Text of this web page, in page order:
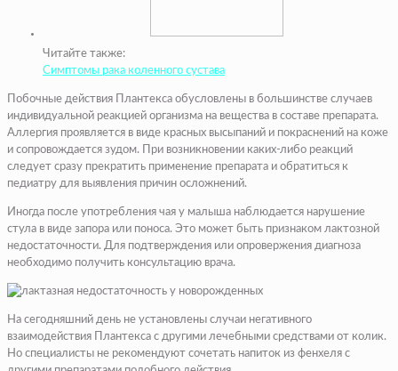
Читайте также:
Симптомы рака коленного сустава
Побочные действия Плантекса обусловлены в большинстве случаев
индивидуальной реакцией организма на вещества в составе препарата.
Аллергия проявляется в виде красных высыпаний и покраснений на коже
и сопровождается зудом. При возникновении каких-либо реакций
следует сразу прекратить применение препарата и обратиться к
педиатру для выявления причин осложнений.
Иногда после употребления чая у малыша наблюдается нарушение
стула в виде запора или поноса. Это может быть признаком лактозной
недостаточности. Для подтверждения или опровержения диагноза
необходимо получить консультацию врача.
На сегодняшний день не установлены случаи негативного
взаимодействия Плантекса с другими лечебными средствами от колик.
Но специалисты не рекомендуют сочетать напиток из фенхеля с